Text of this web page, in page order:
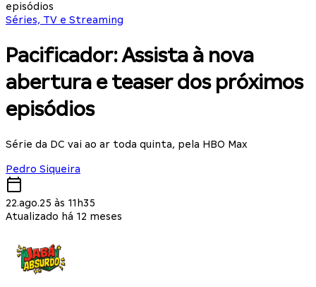
episódios
Séries, TV e Streaming
Pacificador: Assista à nova
abertura e teaser dos próximos
episódios
Série da DC vai ao ar toda quinta, pela HBO Max
Pedro Siqueira
22.ago.25 às 11h35
Atualizado há 12 meses